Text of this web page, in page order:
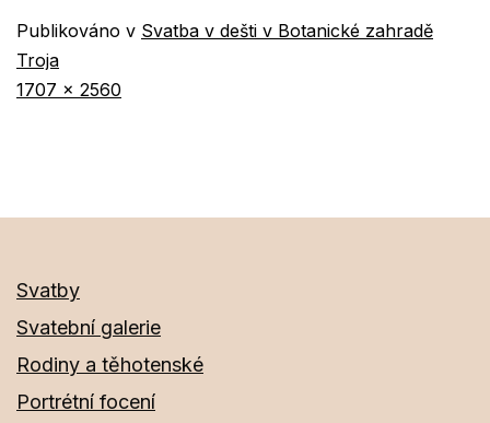
Publikováno v Svatba v dešti v Botanické zahradě
Troja
Původní
1707 × 2560
Svatby
Svatební galerie
Rodiny a těhotenské
Portrétní focení